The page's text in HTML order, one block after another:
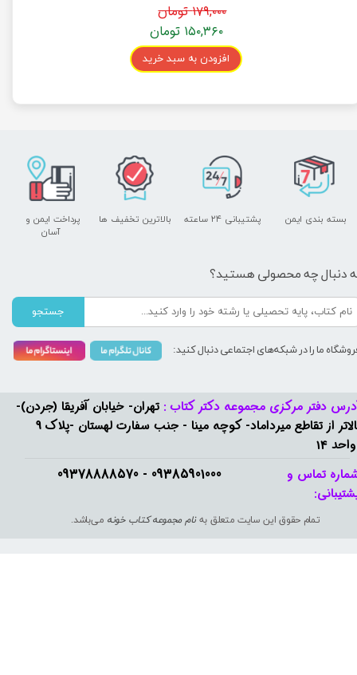
۱۷۹,۰۰۰ تومان
۱۵۰,۳۶۰ تومان
افزودن به سبد خرید
09385901000 - 09378888570​​​​​​​
دفتر مرکزی مجموعه دکتر کتاب : تهران- خیابان آفریقا (جردن)-
بالاتر از تقاطع میرداماد- کوچه مینا - جنب سفارت لهستان -پلاک 9
14
تمام حقوق این سایت متعلق بهنام مجموعه کتاب خونه می‌باشد.
تماس و
پشتیبانی ۲۴ ساعته
پرداخت ایمن و ​​​​​​​
آسان
بسته بندی ایمن بالاترین تخفیف ها
دنبال چه محصولی هستید؟
جستجو
ما را در شبکه‌های اجتماعی دنبال کنید: